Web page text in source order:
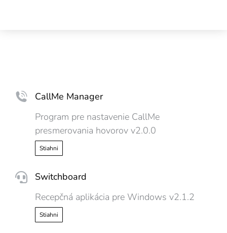
CallMe Manager
Program pre nastavenie CallMe
presmerovania hovorov v2.0.0
Stiahni
Switchboard
Recepčná aplikácia pre Windows v2.1.2
Stiahni